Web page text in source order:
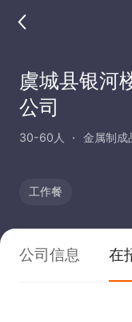
虞城县银河
公司
30-60人 金属制成
工作餐
公司信息 在